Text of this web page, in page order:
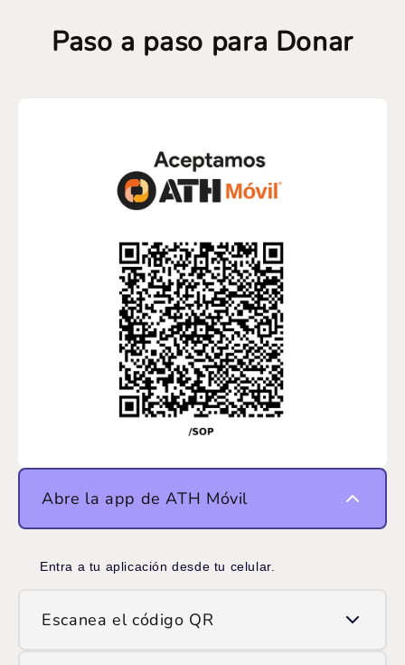
Paso a paso para Donar
Abre la app de ATH Móvil
Entra a tu aplicación desde tu celular.
Escanea el código QR